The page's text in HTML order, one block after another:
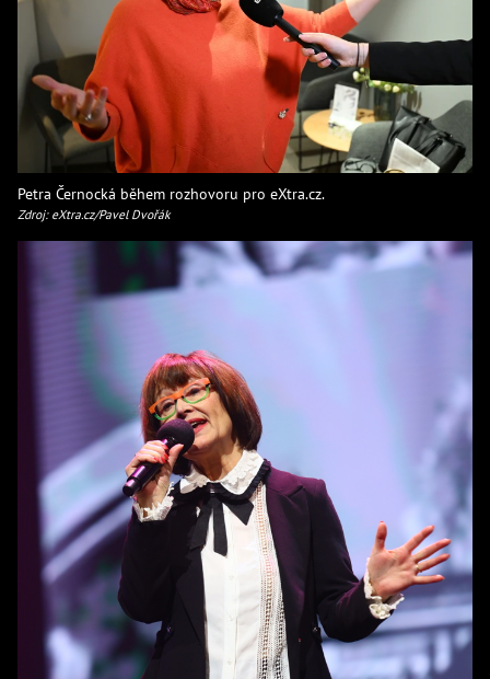
Petra Černocká během rozhovoru pro eXtra.cz.
Zdroj: eXtra.cz/Pavel Dvořák